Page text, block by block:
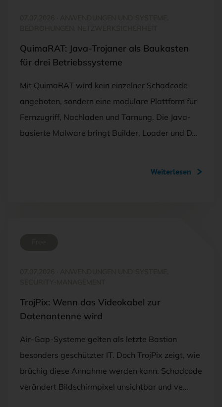
QuimaRAT: Java-Trojaner als Baukasten
für drei Betriebssysteme
Mit QuimaRAT wird kein einzelner Schadcode
angeboten, sondern eine modulare Plattform für
Fernzugriff, Nachladen und Tarnung. Die Java-
basierte Malware bringt Builder, Loader und D…
Weiterlesen
TrojPix: Wenn das Videokabel zur
Datenantenne wird
Air-Gap-Systeme gelten als letzte Bastion
besonders geschützter IT. Doch TrojPix zeigt, wie
brüchig diese Annahme werden kann: Schadcode
verändert Bildschirmpixel unsichtbar und ve…